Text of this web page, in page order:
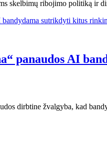
skelbimų ribojimo politiką ir
panaudos AI
dirbtine žvalgyba, kad